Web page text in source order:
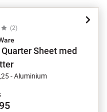
(2)
Sheet med
- Aluminium